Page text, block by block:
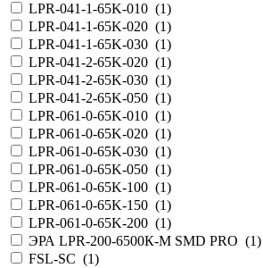
LPR-041-1-65K-010 (1)
LPR-041-1-65K-020 (1)
LPR-041-1-65K-030 (1)
LPR-041-2-65K-020 (1)
LPR-041-2-65K-030 (1)
LPR-041-2-65K-050 (1)
LPR-061-0-65K-010 (1)
LPR-061-0-65K-020 (1)
LPR-061-0-65K-030 (1)
LPR-061-0-65K-050 (1)
LPR-061-0-65K-100 (1)
LPR-061-0-65K-150 (1)
LPR-061-0-65K-200 (1)
ЭРА LPR-200-6500К-М SMD PRO (1)
FSL-SC (1)